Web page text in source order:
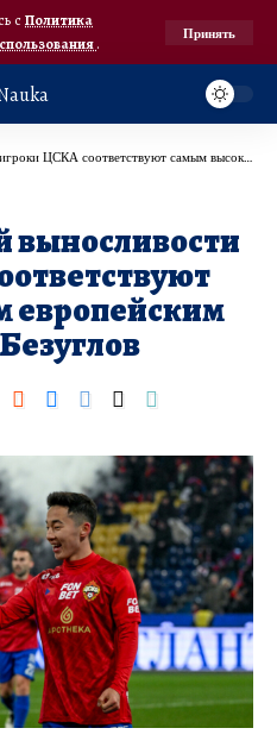
с Политика
.
Принять
самым высоким европейским стандартам» — Безуглов
выносливости
европейским